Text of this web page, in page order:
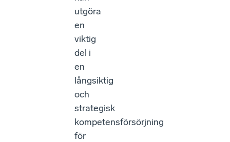
utgöra
en
viktig
del i
en
långsiktig
och
strategisk
kompetensförsörjning
för